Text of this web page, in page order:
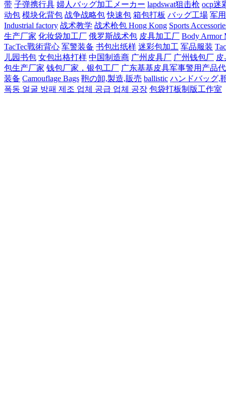
带 子弹携行具 婦人バッグ加工メーカー lapdswat狙击枪 ocp迷
动包 模块化背包 战争战略包 快速包 箱包打板 バッグ工場 军
Industrial factory 战术教学 战术枪包 Hong Kong Sports
生产厂家 化妆袋加工厂 俄罗斯战术包 皮具加工厂 Body Armor
TacTec戰術背心 军警装备 书包出纸样 迷彩包加工 军品服装
儿园书包 女包出格打样 中国制造商 广州皮具厂 广州钱包厂
包生产厂家 钱包厂家，银包工厂 广东基基皮具军事警用产品
装备 Camouflage Bags 鞄の卸,製造,販売 ballistic ハンドバッグ,
폭동 얼굴 방패 제조 업체 공급 업체 공장 包袋打板制版工作室